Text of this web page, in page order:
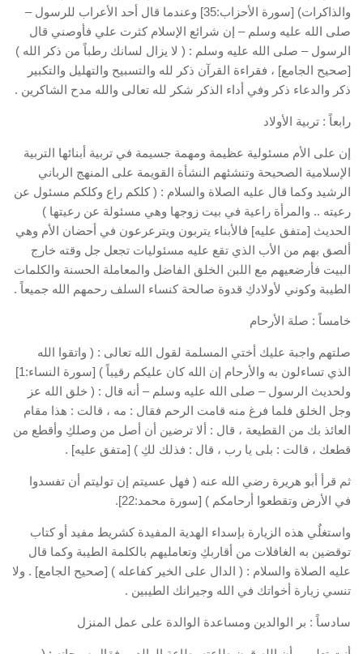
والذاكرات) [سورة الأحزاب:35] وعندما قال أحد الأعراب للرسول –
صلى الله عليه وسلم – إن شرائع الإسلام كثرت علي فأوصني قال
الرسول – صلى الله عليه وسلم : ( لا يزال لسانك رطباً من ذكر الله )
[صحيح الجامع] ، فقراءة القرآن ذكر لله والتسبيح والتهليل والتكبير
ذكر والدعاء ذكر وفي أداء الذكر شكر لله تعالى والله مدح الشاكرين .
رابعاً : تربية الأولاد
إن على الأم مسئولية عظيمة ومهمة جسيمة في تربية أبنائها التربية
الإسلامية الصحيحة وتنشئهم النشأة القويمة على المنهج الرباني
الرشيد وكما قال عليه الصلاة والسلام : ( كلكم راع وكلكم مسئول عن
رعيته .. والمرأة راعية في بيت زوجها وهي مسئولة عن رعيتها )
الحديث [متفق عليه] فالأبناء يتربون ويترعرعون في أحضان الأم وهي
ألصق بهم من الأب الذي تقع عليه مسئوليات تجعل جل وقته خارج
البيت فأرضعيهم مع اللبن الخلق الفاضل والمعاملة الحسنة والكلمات
الطيبة وكوني لأولادكِ قدوة صالحة كنساء السلف رحمهم الله جميعاً .
خامساً : صلة الأرحام
صلتهم واجبة عليك أختي المسلمة لقول الله تعالى : ( واتقوا الله
الذي تساءلون به والأرحام إن الله كان عليكم رقيباً ) [سورة النساء:1]
ولحديث الرسول – صلى الله عليه وسلم – أنه قال : ( خلق الله عز
وجل الخلق فلما فرغ منه قامت الرحم فقال : مه ، قالت : هذا مقام
العائذ بك من القطيعة ، قال : ألا ترضين أن أصل من وصلكِ وأقطع من
قطعك ، قالت : بلى يا رب ، قال : فذلك لكِ ) [متفق عليه] .
ثم قرأ أبو هريرة رضي الله عنه ( فهل عسيتم إن توليتم أن تفسدوا
في الأرض وتقطعوا أرحامكم ) [سورة محمد:22].
واستغلٌي هذه الزيارة بإسداء الهدية المفيدة كشريط مفيد أو كتاب
توقضين به الغافلات من أقاربكِ وتعامليهم بالكلمة الطيبة وكما قال
عليه الصلاة والسلام : ( الدال على الخير كفاعله ) [صحيح الجامع] . ولا
تنسي زيارة أخواتك في الله وجيرانك الطيبين .
سادساً : بر الوالدين ومساعدة الوالدة على عمل المنزل